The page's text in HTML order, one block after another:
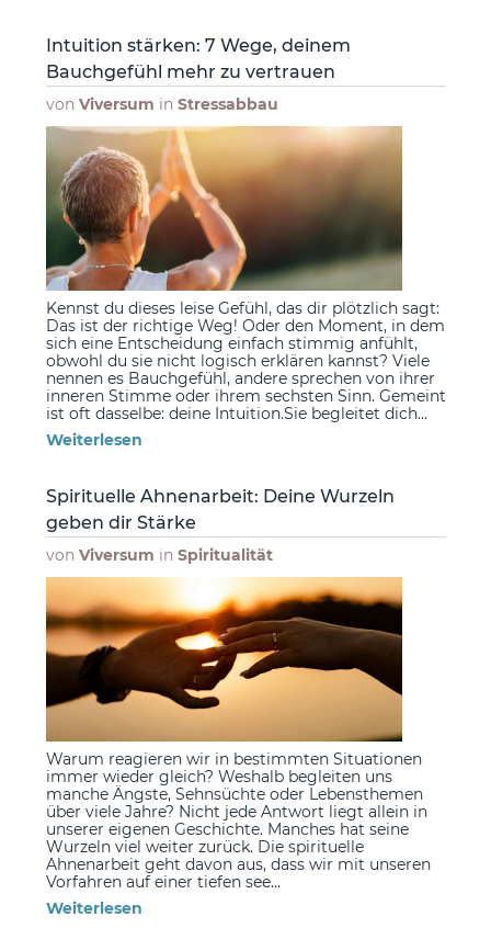
Intuition stärken: 7 Wege, deinem
Bauchgefühl mehr zu vertrauen
von Viversum in Stressabbau
Kennst du dieses leise Gefühl, das dir plötzlich sagt:
Das ist der richtige Weg! Oder den Moment, in dem
sich eine Entscheidung einfach stimmig anfühlt,
obwohl du sie nicht logisch erklären kannst? Viele
nennen es Bauchgefühl, andere sprechen von ihrer
inneren Stimme oder ihrem sechsten Sinn. Gemeint
ist oft dasselbe: deine Intuition.Sie begleitet dich...
Weiterlesen
Spirituelle Ahnenarbeit: Deine Wurzeln
geben dir Stärke
von Viversum in Spiritualität
Warum reagieren wir in bestimmten Situationen
immer wieder gleich? Weshalb begleiten uns
manche Ängste, Sehnsüchte oder Lebensthemen
über viele Jahre? Nicht jede Antwort liegt allein in
unserer eigenen Geschichte. Manches hat seine
Wurzeln viel weiter zurück. Die spirituelle
Ahnenarbeit geht davon aus, dass wir mit unseren
Vorfahren auf einer tiefen see...
Weiterlesen